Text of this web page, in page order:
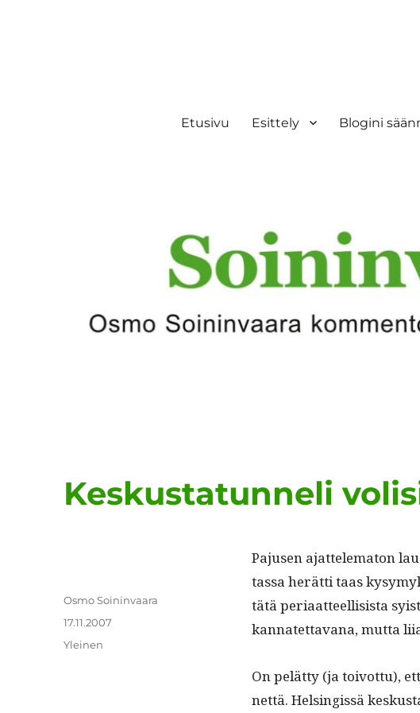
Etusivu Esittely Blogini
Keskustatunneli
Pajusen ajat­telema­ton
tas­sa herät­ti taas
tätä peri­aat­teel­li­sista
kan­natet­ta­vana, mut­ta
On pelät­ty (ja toiv­ot­tu),
net­tä. Helsingis­sä
Kirjoittaja
Osmo Soininvaara
Julkaistu
17.11.2007
Kategoriat
Yleinen